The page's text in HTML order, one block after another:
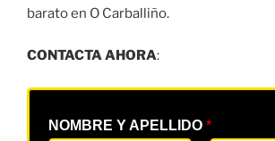
barato en O Carballiño.
CONTACTA AHORA:
NOMBRE Y APELLIDO *